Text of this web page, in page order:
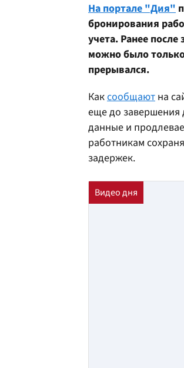
На портале "Дия"
бронирования
учета. Ранее
можно было
прерывался.
Каксообщают на
еще до завершения
данные и
работникам
задержек.